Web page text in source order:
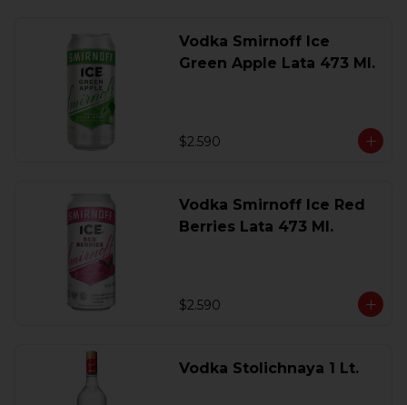
Vodka Smirnoff Ice
Green Apple Lata 473 Ml.
$2.590
Vodka Smirnoff Ice Red
Berries Lata 473 Ml.
$2.590
Vodka Stolichnaya 1 Lt.